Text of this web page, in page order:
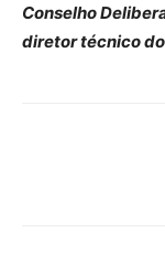
Conselho
diretor técnico